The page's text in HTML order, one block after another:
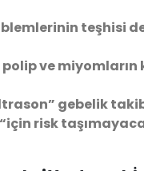
teşhisi
ve
gebelik
risk